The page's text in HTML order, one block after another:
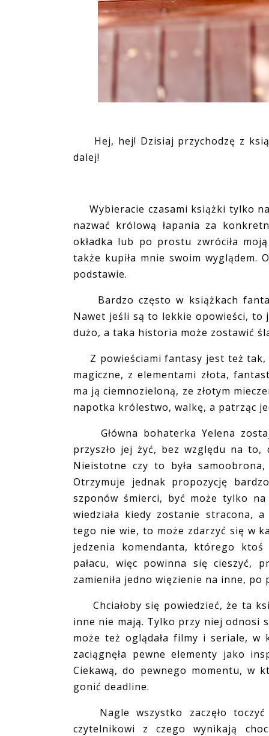
Hej, hej! Dzisiaj przychodzę z
dalej!
Wybieracie czasami książki tylko
nazwać królową łapania za
okładka lub po prostu zwróciła
także kupiła mnie swoim
podstawie.
Bardzo często w książkach
Nawet jeśli są to lekkie opowieści, to
dużo, a taka historia może zostawić
Z powieściami fantasy jest też tak,
magiczne, z elementami złota,
ma ją ciemnozieloną, ze złotym
napotka królestwo, walkę, a patrząc
Główna bohaterka Yelena
przyszło jej żyć, bez względu na to,
Nieistotne czy to była
Otrzymuje jednak propozycję
szponów śmierci, być może tylko
wiedziała kiedy zostanie stracona,
tego nie wie, to może zdarzyć się w
jedzenia komendanta, którego
pałacu, więc powinna się cieszyć,
zamieniła jedno więzienie na inne,
Chciałoby się powiedzieć, że ta
inne nie mają. Tylko przy niej odnosi
może też oglądała filmy i seriale,
zaciągnęła pewne elementy jako
Ciekawą, do pewnego momentu, w
gonić deadline.
Nagle wszystko zaczęło toczyć
czytelnikowi z czego wynikają